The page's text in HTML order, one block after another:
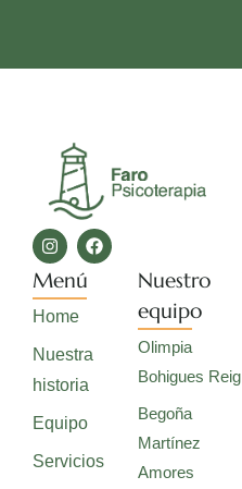
Menú
Home
Nuestra
historia
Equipo
Servicios
Nuestro
equipo
Olimpia
Bohigues Reig
Begoña
Martínez
Amores